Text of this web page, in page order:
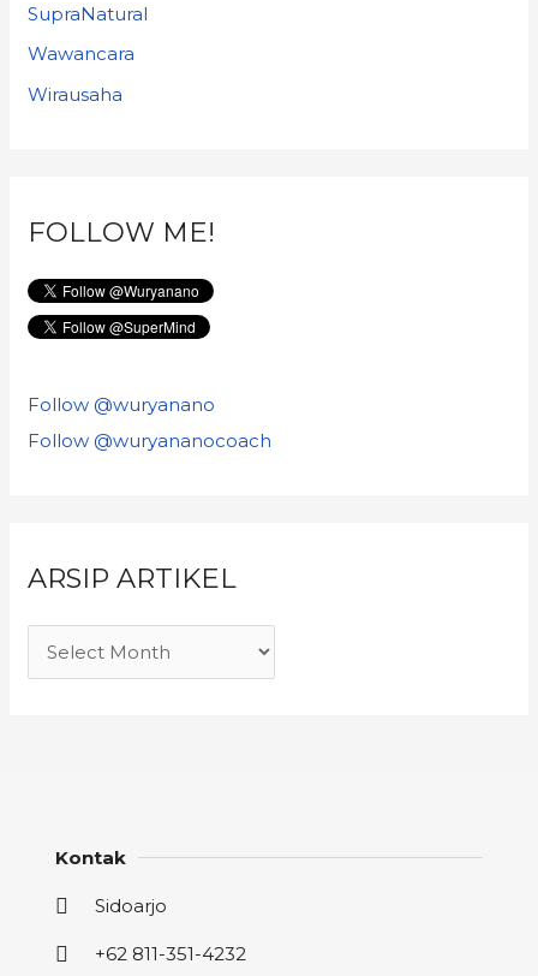
SupraNatural
Wawancara
Wirausaha
FOLLOW ME!
Follow @wuryanano
Follow @wuryananocoach
ARSIP ARTIKEL
Kontak
Sidoarjo
+62 811-351-4232